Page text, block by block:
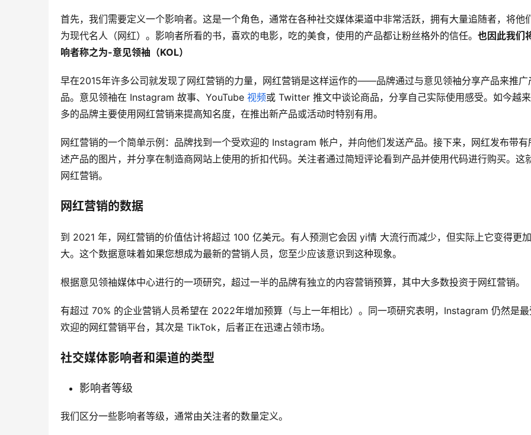
首先，我们需要定义一个影响者。这是一个角色，通常在各种社交媒体渠道中非常活跃，拥有大量追随者，将他
为现代名人（网红）。影响者所看的书，喜欢的电影，吃的美食，使用的产品都让粉丝格外的信任。 也因此我们
响者称之为-意见领袖（KOL）
早在2015年许多公司就发现了网红营销的力量，网红营销是这样运作的——品牌通过与意见领袖分享产品来推广
品。意见领袖在 Instagram 故事、YouTube 视频或 Twitter 推文中谈论商品，分享自己实际使用感受。如今越
多的品牌主要使用网红营销来提高知名度，在推出新产品或活动时特别有用。
网红营销的一个简单示例：品牌找到一个受欢迎的 Instagram 帐户，并向他们发送产品。接下来，网红发布带有
述产品的图片，并分享在制造商网站上使用的折扣代码。关注者通过简短评论看到产品并使用代码进行购买。这
网红营销。
网红营销的数据
到 2021 年，网红营销的价值估计将超过 100 亿美元。有人预测它会因 yi情 大流行而减少，但实际上它变得更
大。这个数据意味着如果您想成为最新的营销人员，您至少应该意识到这种现象。
根据意见领袖媒体中心进行的一项研究，超过一半的品牌有独立的内容营销预算，其中大多数投资于网红营销。
有超过 70% 的企业营销人员希望在 2022年增加预算（与上一年相比）。同一项研究表明，Instagram 仍然是最
欢迎的网红营销平台，其次是 TikTok，后者正在迅速占领市场。
社交媒体影响者和渠道的类型
影响者等级
我们区分一些影响者等级，通常由关注者的数量定义。